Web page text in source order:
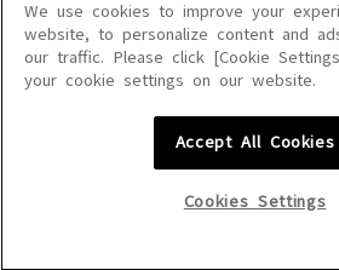
燃えてヒーロー
沖田浩之・小粥よう子
カラオケ最新情報をチェ
を問わず、著作権法の定める範囲を超えて無断で複製
を禁じます。
楽曲及びコンテンツは、機種によりご利用いただけな
楽曲及びコンテンツの配信日、配信内容が変更になる
We use cookies to improve your
website, to personalize content and
our traffic. Please click [Cookie
your cookie settings on our website.
Accept All Cookies
Cookies Settings